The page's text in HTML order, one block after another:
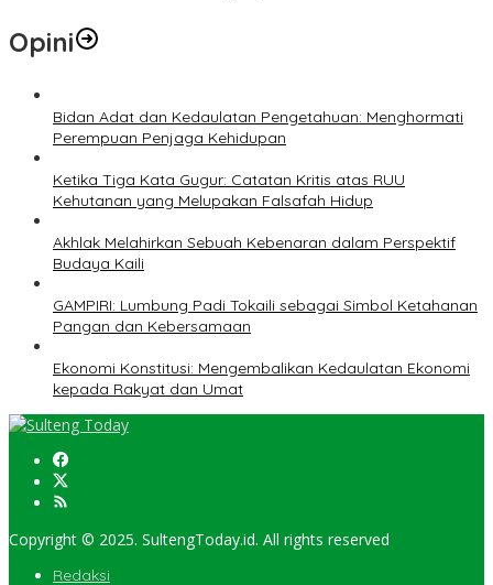
Opini
Bidan Adat dan Kedaulatan Pengetahuan: Menghormati
Perempuan Penjaga Kehidupan
Ketika Tiga Kata Gugur: Catatan Kritis atas RUU
Kehutanan yang Melupakan Falsafah Hidup
Akhlak Melahirkan Sebuah Kebenaran dalam Perspektif
Budaya Kaili
GAMPIRI: Lumbung Padi Tokaili sebagai Simbol Ketahanan
Pangan dan Kebersamaan
Ekonomi Konstitusi: Mengembalikan Kedaulatan Ekonomi
kepada Rakyat dan Umat
Copyright © 2025. SultengToday.id. All rights reserved
Redaksi